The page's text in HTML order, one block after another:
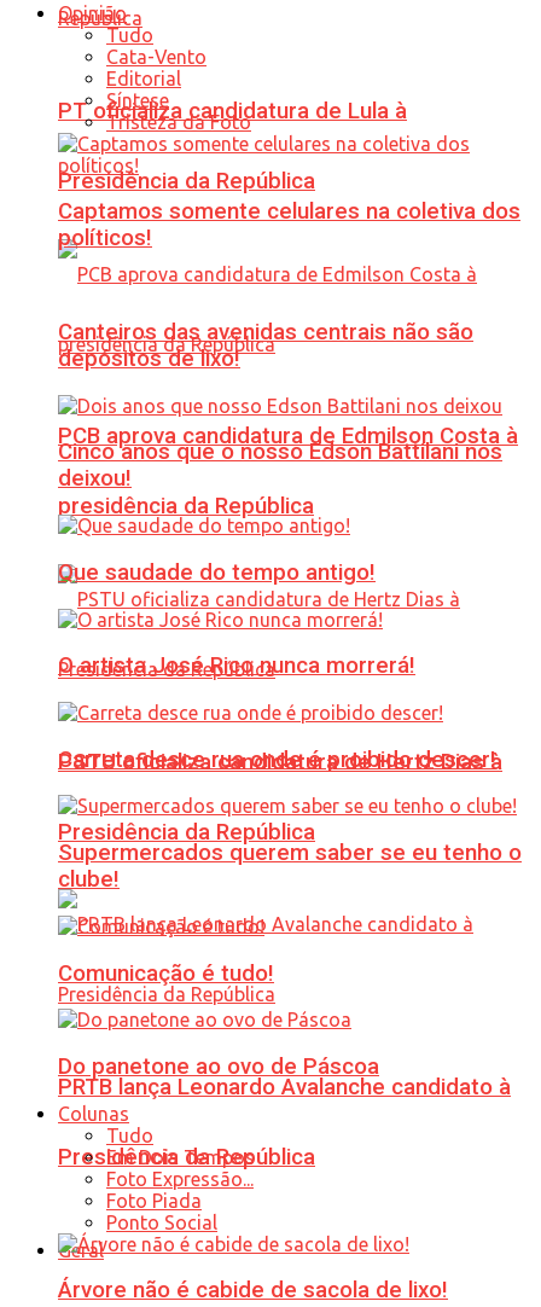
PT oficializa candidatura de Lula à
Presidência da República
PCB aprova candidatura de Edmilson Costa à
presidência da República
PSTU oficializa candidatura de Hertz Dias à
Presidência da República
PRTB lança Leonardo Avalanche candidato à
Presidência da República
Geral
Opinião
Tudo
Cata-Vento
Editorial
Síntese
Tristeza da Foto
Captamos somente celulares na coletiva dos
políticos!
Canteiros das avenidas centrais não são
depósitos de lixo!
Cinco anos que o nosso Edson Battilani nos
deixou!
Que saudade do tempo antigo!
O artista José Rico nunca morrerá!
Carreta desce rua onde é proibido descer!
Supermercados querem saber se eu tenho o
clube!
Comunicação é tudo!
Do panetone ao ovo de Páscoa
Colunas
Tudo
Em Dois Tempos
Foto Expressão...
Foto Piada
Ponto Social
Árvore não é cabide de sacola de lixo!